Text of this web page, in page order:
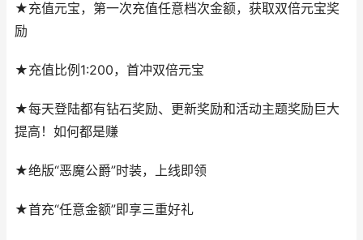
★充值元宝，第一次充值任意档次金额，获取双倍元宝奖
励
★充值比例1:200，首冲双倍元宝
★每天登陆都有钻石奖励、更新奖励和活动主题奖励巨大
提高！如何都是赚
★绝版“恶魔公爵”时装，上线即领
★首充“任意金额”即享三重好礼